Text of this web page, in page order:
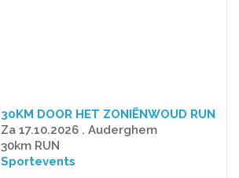
30KM DOOR HET ZONIËNWOUD RUN
Za 17.10.2026 . Auderghem
30km RUN
Sportevents